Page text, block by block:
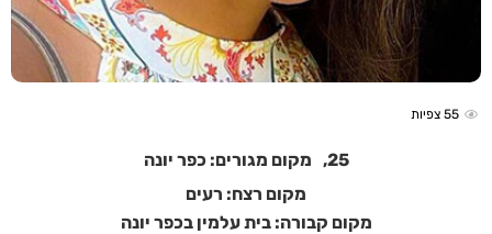
55 צפיות
25,
מקום מגורים: כפר יונה
מקום רצח: רעים
מקום קבורה: בית עלמין בכפר יונה